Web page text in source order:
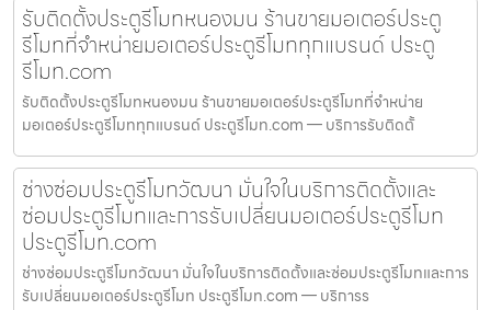
รับติดตั้งประตูรีโมทหนองมน ร้านขายมอเตอร์ประตู
รีโมทที่จำหน่ายมอเตอร์ประตูรีโมททุกแบรนด์ ประตู
รีโมท.com
รับติดตั้งประตูรีโมทหนองมน ร้านขายมอเตอร์ประตูรีโมทที่จำหน่าย
มอเตอร์ประตูรีโมททุกแบรนด์ ประตูรีโมท.com — บริการรับติดตั้
ช่างซ่อมประตูรีโมทวัฒนา มั่นใจในบริการติดตั้งและ
ซ่อมประตูรีโมทและการรับเปลี่ยนมอเตอร์ประตูรีโมท
ประตูรีโมท.com
ช่างซ่อมประตูรีโมทวัฒนา มั่นใจในบริการติดตั้งและซ่อมประตูรีโมทและการ
รับเปลี่ยนมอเตอร์ประตูรีโมท ประตูรีโมท.com — บริการร